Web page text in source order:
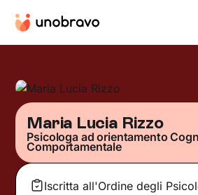
Maria Lucia Rizzo
Psicologa ad orientamento
Comportamentale
Iscritta all'Ordine degli